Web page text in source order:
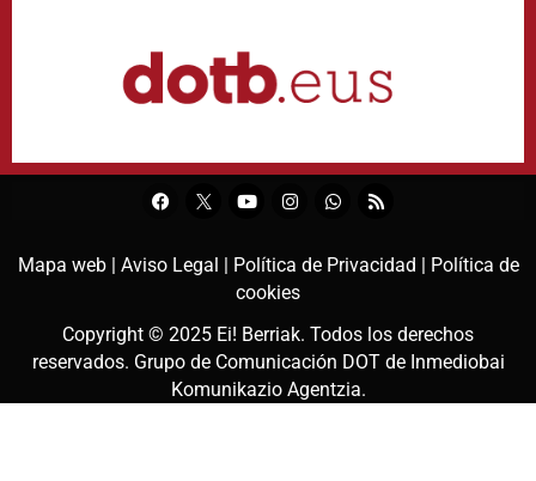
Mapa web | Aviso Legal | Política de Privacidad |
Política de
cookies
Copyright © 2025 Ei! Berriak. Todos los derechos
reservados. Grupo de Comunicación DOT de Inmediobai
Komunikazio Agentzia.